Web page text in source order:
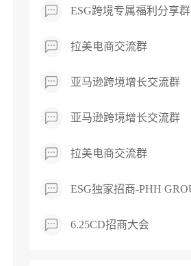
ESG跨境专属福利分享群
拉美电商交流群
亚马逊跨境增长交流群
亚马逊跨境增长交流群
拉美电商交流群
6.25CD招商大会